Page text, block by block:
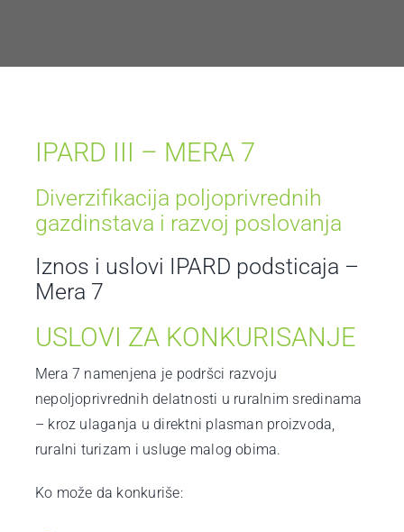
IPARD III – MERA 7
Diverzifikacija poljoprivrednih
gazdinstava i razvoj poslovanja
Iznos i uslovi IPARD podsticaja –
Mera 7
USLOVI ZA KONKURISANJE
Mera 7 namenjena je podršci razvoju
nepoljoprivrednih delatnosti u ruralnim sredinama
– kroz ulaganja u direktni plasman proizvoda,
ruralni turizam i usluge malog obima.
Ko može da konkuriše: